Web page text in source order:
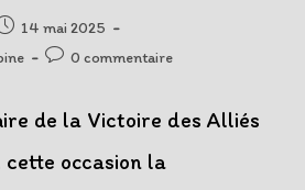
published:
14 mai 2025
Post0 commentaire
de la Victoire des Alliés
occasion la